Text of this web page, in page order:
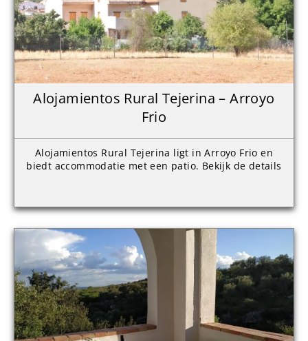
Alojamientos Rural Tejerina – Arroyo
Frio
Alojamientos Rural Tejerina ligt in Arroyo Frio en
biedt accommodatie met een patio. Bekijk de details